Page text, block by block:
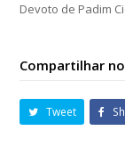
Devoto de Padim
Compartilhar
Tweet